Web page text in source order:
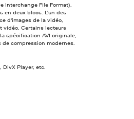
Interchange File Format).
en deux blocs. L'un des
d'images de la vidéo,
vidéo. Certains lecteurs
spécification AVI originale,
compression modernes.
DivX Player, etc.